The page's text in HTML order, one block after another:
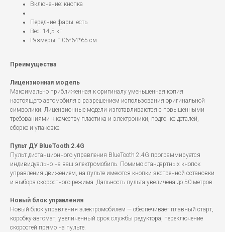
Включение: кнопка
Передние фары: есть
Вес: 14,5 кг
Размеры: 106*64*65 см
Преимущества
Лицензионная модель
Максимально приближенная к оригиналу уменьшенная копия
настоящего автомобиля с разрешением использования оригинальной
символики. Лицензионные модели изготавливаются с повышенными
требованиями к качеству пластика и электроники, подгонке деталей,
сборке и упаковке.
Пульт ДУ BlueTooth 2.4G
Пульт дистанционного управления BlueTooth 2.4G программируется
индивидуально на ваш электромобиль. Помимо стандартных кнопок
управления движением, на пульте имеются кнопки экстренной остановки
и выбора скоростного режима. Дальность пульта увеличена до 50 метров.
Новый блок управления
Новый блок управления электромобилем — обеспечивает плавный старт,
коробку-автомат, увеличенный срок службы редуктора, переключение
скоростей прямо на пульте.